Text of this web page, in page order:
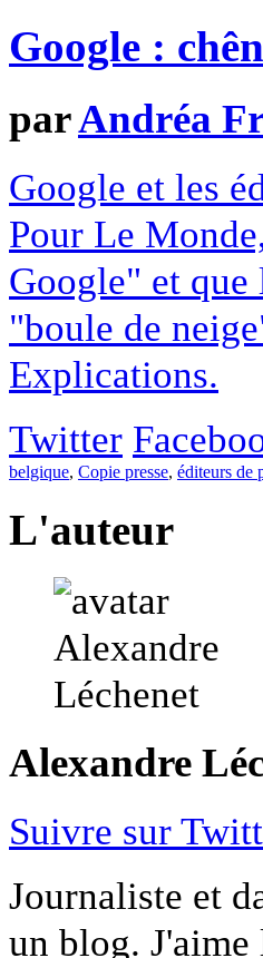
Google :
parAndréa
Google et les
Pour Le
Google" et
"boule de
Explications.
Twitter
belgique, Copie presse, éditeurs de
L'auteur
Alexandre
Suivre sur
Journaliste et
un blog. J'aime